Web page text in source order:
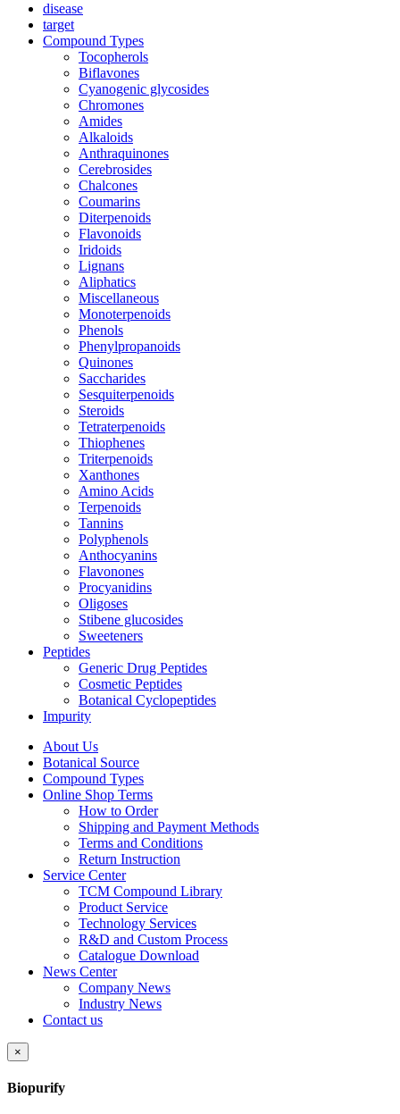
disease
target
Compound Types
Tocopherols
Biflavones
Cyanogenic glycosides
Chromones
Amides
Alkaloids
Anthraquinones
Cerebrosides
Chalcones
Coumarins
Diterpenoids
Flavonoids
Iridoids
Lignans
Aliphatics
Miscellaneous
Monoterpenoids
Phenols
Phenylpropanoids
Quinones
Saccharides
Sesquiterpenoids
Steroids
Tetraterpenoids
Thiophenes
Triterpenoids
Xanthones
Amino Acids
Terpenoids
Tannins
Polyphenols
Anthocyanins
Flavonones
Procyanidins
Oligoses
Stibene glucosides
Sweeteners
Peptides
Generic Drug Peptides
Cosmetic Peptides
Botanical Cyclopeptides
Impurity
About Us
Botanical Source
Compound Types
Online Shop Terms
How to Order
Shipping and Payment Methods
Terms and Conditions
Return Instruction
Service Center
TCM Compound Library
Product Service
Technology Services
R&D and Custom Process
Catalogue Download
News Center
Company News
Industry News
Contact us
×
Biopurify